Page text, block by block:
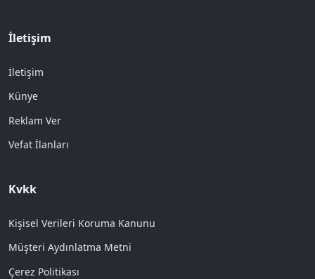
İletişim
İletişim
Künye
Reklam Ver
Vefat İlanları
Kvkk
Kişisel Verileri Koruma Kanunu
Müşteri Aydınlatma Metni
Çerez Politikası